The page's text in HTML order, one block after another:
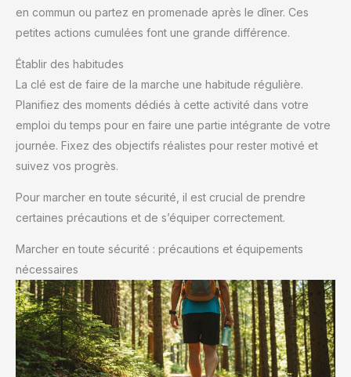
en commun ou partez en promenade après le dîner. Ces
petites actions cumulées font une grande différence.
Établir des habitudes
La clé est de faire de la marche une habitude régulière.
Planifiez des moments dédiés à cette activité dans votre
emploi du temps pour en faire une partie intégrante de votre
journée. Fixez des objectifs réalistes pour rester motivé et
suivez vos progrès.
Pour marcher en toute sécurité, il est crucial de prendre
certaines précautions et de s’équiper correctement.
Marcher en toute sécurité : précautions et équipements
nécessaires